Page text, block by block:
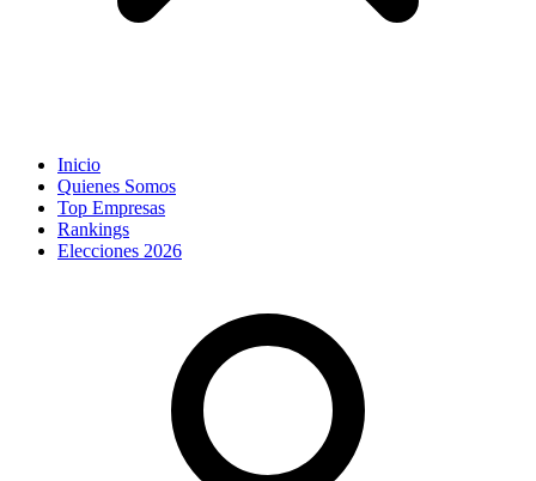
Inicio
Quienes Somos
Top Empresas
Rankings
Elecciones 2026